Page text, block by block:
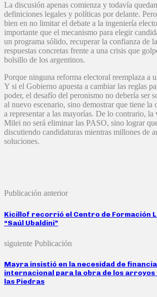
La discusión apenas comienza y todavía
definiciones legales y políticas por delante.
bien en no limitar el debate a la ingeniería
importante que el mecanismo para elegir
un programa sólido, recuperar la confianza de
respuestas concretas frente a una crisis que
bolsillo de los argentinos.
Porque ninguna reforma electoral reemplaza a
Y si el Gobierno apuesta a cambiar las reglas
poder, el desafío del peronismo no debería ser
al nuevo escenario, sino demostrar que tiene la
a representar a las mayorías. De lo contrario, la
Milei no será eliminar las PASO, sino lograr
discutiendo candidaturas mientras millones de
soluciones.
Publicación anterior
Kicillof recorrió el Centro de Formación
“Saúl Ubaldini”
siguiente Publicación
Mayra insistió en la necesidad de
internacional para la obra de los arroyos
las Piedras